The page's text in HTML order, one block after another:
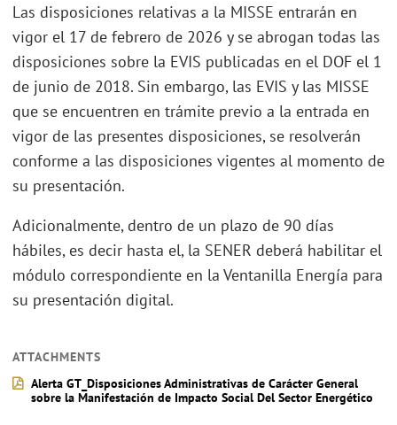
Las disposiciones relativas a la MISSE entrarán en
vigor el 17 de febrero de 2026 y se abrogan todas las
disposiciones sobre la EVIS publicadas en el DOF el 1
de junio de 2018. Sin embargo, las EVIS y las MISSE
que se encuentren en trámite previo a la entrada en
vigor de las presentes disposiciones, se resolverán
conforme a las disposiciones vigentes al momento de
su presentación.
Adicionalmente, dentro de un plazo de 90 días
hábiles, es decir hasta el, la SENER deberá habilitar el
módulo correspondiente en la Ventanilla Energía para
su presentación digital.
ATTACHMENTS
Alerta GT_Disposiciones Administrativas de Carácter General
sobre la Manifestación de Impacto Social Del Sector Energético